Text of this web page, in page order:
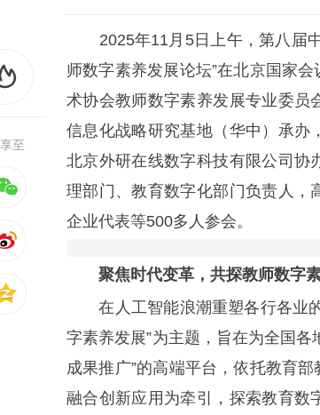
至
2025年11月5日上午，第八届中
师数字素养发展论坛”在北京国家
术协会教师数字素养发展专业委员
信息化战略研究基地（华中）承办
北京外研在线数字科技有限公司协
理部门、教育数字化部门负责人，
企业代表等500多人参会。
聚焦时代变革，共探教师数字
在人工智能浪潮重塑各行各业的
字素养发展”为主题，旨在为全国各
成果推广”的高端平台，依托教育
融合创新应用为牵引，探索教育数